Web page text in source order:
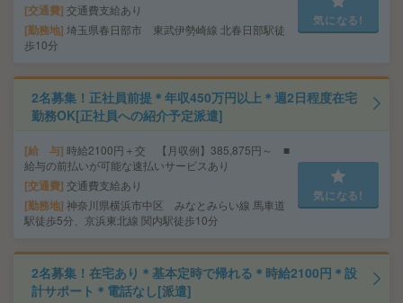
交通費 交通費支給あり
勤務地 埼玉県春日部市 東武伊勢崎線 北春日部駅徒
歩10分
気になる!
2名募集！正社員前提＊年収450万円以上＊週2日程度在宅
勤務OK[正社員への紹介予定派遣]
給 与 時給2100円＋交 【月収例】385,875円～ ■
給与の前払いが可能な速払いサービスあり
交通費 交通費支給あり
勤務地 神奈川県横浜市中区 みなとみらい線 馬車道
駅徒歩5分、京浜東北線 関内駅徒歩10分
気になる!
2名募集！在宅あり＊基本定時で帰れる＊時給2100円＊設
計サポート＊電話なし[派遣]